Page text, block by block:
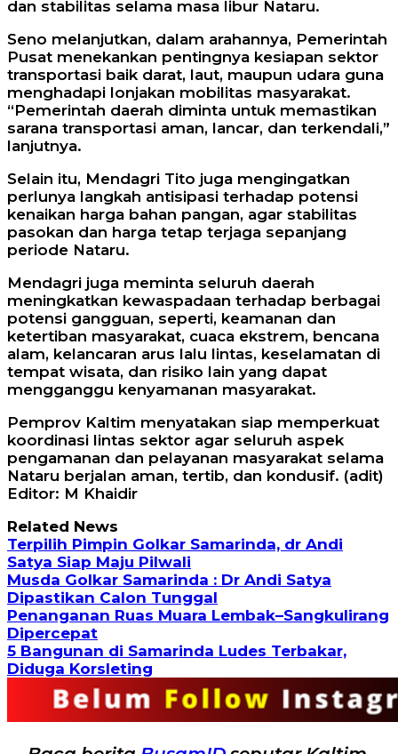
dan stabilitas selama masa libur Nataru.
Seno melanjutkan, dalam arahannya, Pemerintah
Pusat menekankan pentingnya kesiapan sektor
transportasi baik darat, laut, maupun udara guna
menghadapi lonjakan mobilitas masyarakat.
“Pemerintah daerah diminta untuk memastikan
sarana transportasi aman, lancar, dan terkendali,”
lanjutnya.
Selain itu, Mendagri Tito juga mengingatkan
perlunya langkah antisipasi terhadap potensi
kenaikan harga bahan pangan, agar stabilitas
pasokan dan harga tetap terjaga sepanjang
periode Nataru.
Mendagri juga meminta seluruh daerah
meningkatkan kewaspadaan terhadap berbagai
potensi gangguan, seperti, keamanan dan
ketertiban masyarakat, cuaca ekstrem, bencana
alam, kelancaran arus lalu lintas, keselamatan di
tempat wisata, dan risiko lain yang dapat
mengganggu kenyamanan masyarakat.
Pemprov Kaltim menyatakan siap memperkuat
koordinasi lintas sektor agar seluruh aspek
pengamanan dan pelayanan masyarakat selama
Nataru berjalan aman, tertib, dan kondusif. (adit)
Editor: M Khaidir
Related News
Terpilih Pimpin Golkar Samarinda, dr Andi
Satya Siap Maju Pilwali
Musda Golkar Samarinda : Dr Andi Satya
Dipastikan Calon Tunggal
Penanganan Ruas Muara Lembak–Sangkulirang
Dipercepat
5 Bangunan di Samarinda Ludes Terbakar,
Diduga Korsleting